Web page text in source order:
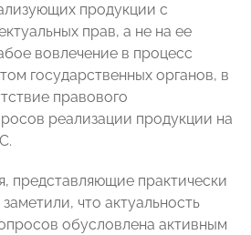
продукции с
прав, а не на ее
вовлечение в процесс
государственных органов, в
правового
реализации продукции на
представляющие практически
что актуальность
обусловлена активным